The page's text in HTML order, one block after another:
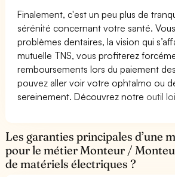
Finalement, c'est un peu plus de
sérénité concernant votre santé.
problèmes dentaires, la vision qui
mutuelle TNS, vous profiterez
remboursements lors du paiement
pouvez aller voir votre ophtalmo ou
sereinement. Découvrez notre outil
Les garanties principales d’une
pour le métier Monteur /
de matériels électriques ?